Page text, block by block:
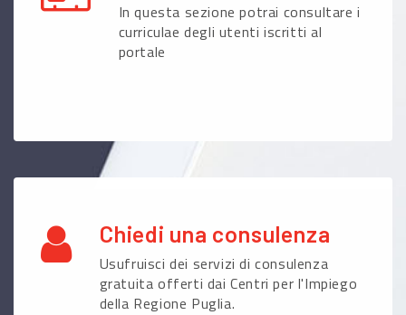
In questa sezione potrai consultare i
curriculae degli utenti iscritti al
portale
Chiedi una consulenza
Usufruisci dei servizi di consulenza
gratuita offerti dai Centri per l'Impiego
della Regione Puglia.